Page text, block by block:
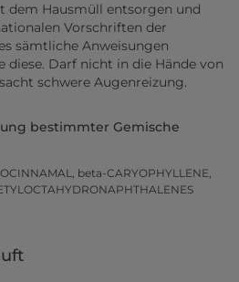
dem Hausmüll entsorgen und
Vorschriften der
sämtliche Anweisungen
diese. Darf nicht in die Hände von
schwere Augenreizung.
bestimmter Gemische
beta-CARYOPHYLLENE,